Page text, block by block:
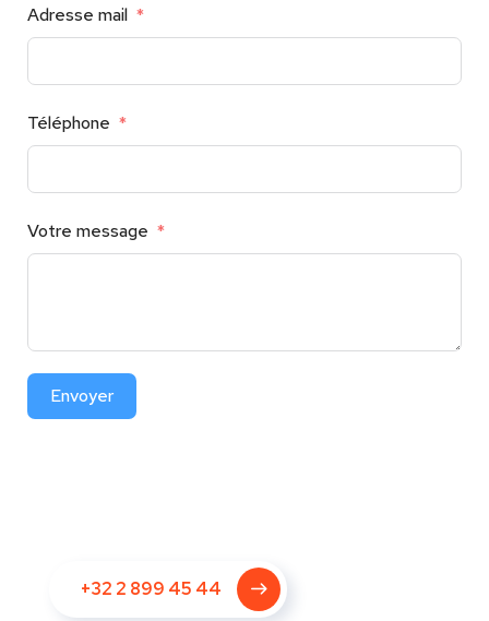
Adresse mail
Téléphone
Votre message
Envoyer
+32 2 899 45 44